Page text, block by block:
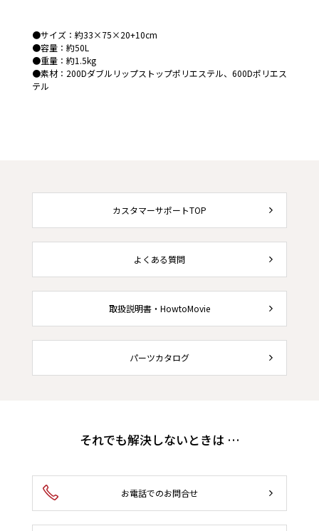
●サイズ：約33×75×20+10cm
●容量：約50L
●重量：約1.5kg
●素材：200Dダブルリップストップポリエステル、600Dポリエス
テル
カスタマーサポートTOP
よくある質問
取扱説明書・HowtoMovie
パーツカタログ
それでも解決しないときは …
お電話でのお問合せ